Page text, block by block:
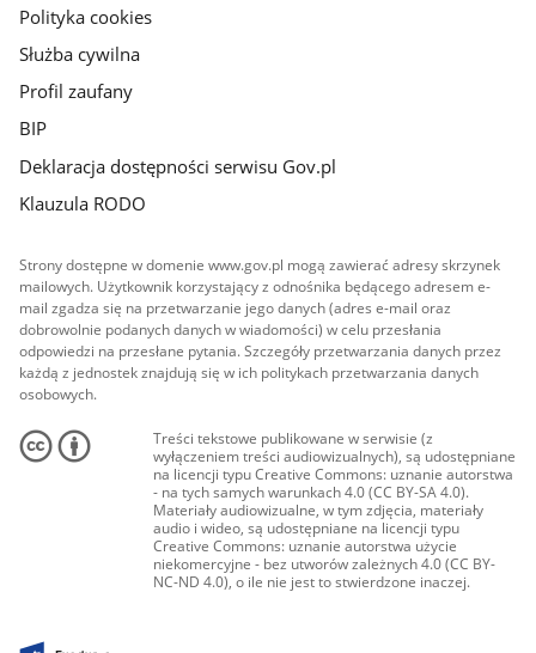
Polityka cookies
Służba cywilna
Profil zaufany
BIP
Deklaracja dostępności serwisu Gov.pl
Klauzula RODO
Strony dostępne w domenie www.gov.pl mogą zawierać adresy skrzynek
mailowych. Użytkownik korzystający z odnośnika będącego adresem e-
mail zgadza się na przetwarzanie jego danych (adres e-mail oraz
dobrowolnie podanych danych w wiadomości) w celu przesłania
odpowiedzi na przesłane pytania. Szczegóły przetwarzania danych przez
każdą z jednostek znajdują się w ich politykach przetwarzania danych
osobowych.
Treści tekstowe publikowane w serwisie (z
wyłączeniem treści audiowizualnych), są udostępniane
na licencji typu Creative Commons: uznanie autorstwa
- na tych samych warunkach 4.0 (CC BY-SA 4.0).
Materiały audiowizualne, w tym zdjęcia, materiały
audio i wideo, są udostępniane na licencji typu
Creative Commons: uznanie autorstwa użycie
niekomercyjne - bez utworów zależnych 4.0 (CC BY-
NC-ND 4.0), o ile nie jest to stwierdzone inaczej.